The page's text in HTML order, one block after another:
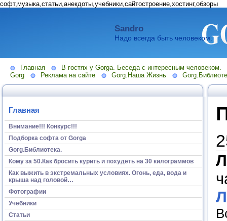
софт,музыка,статьи,анекдоты,учебники,сайтостроение,хостинг,обзоры
Sandro
Надо всегда быть человеком.
Главная
В гостях у Gorga. Беседа с интересным человеком.
Gorg
Реклама на сайте Gorg.Наша Жизнь
Главная
Внимание!!! Конкурс!!!
Подборка софта от Gorga
Gorg.Библиотека.
Кому за 50.Как бросить курить и похудеть на 30 килограммов
Как выжить в экстремальных условиях. Огонь, еда, вода и
крыша над головой…
Фотографии
Учебники
Статьи